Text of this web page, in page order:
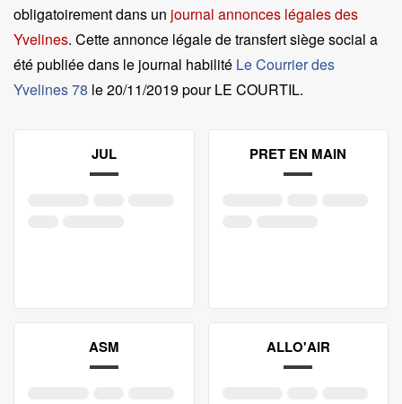
obligatoirement dans un journal annonces légales des
Yvelines. Cette annonce légale de transfert siège social a
été publiée dans le journal habilité Le Courrier des
Yvelines 78 le20/11/2019 pour LE COURTIL.
JUL PRET EN MAIN
ASM ALLO'AIR